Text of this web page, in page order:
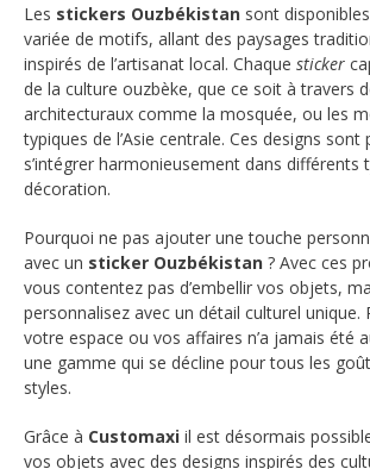
Les stickers Ouzbékistan sont
variée de motifs, allant des paysages
inspirés de l’artisanat local. Chaque sticker
de la culture ouzbèke, que ce soit à travers
architecturaux comme la mosquée, ou les
typiques de l’Asie centrale. Ces designs sont
s’intégrer harmonieusement dans différents
décoration.
Pourquoi ne pas ajouter une touche
avec un sticker Ouzbékistan ? Avec ces
vous contentez pas d’embellir vos objets,
personnalisez avec un détail culturel unique.
votre espace ou vos affaires n’a jamais été
une gamme qui se décline pour tous les
styles.
Grâce à Customaxi il est désormais
vos objets avec des designs inspirés des